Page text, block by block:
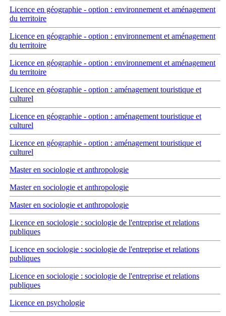
Licence en géographie - option : environnement et aménagement
du territoire
Licence en géographie - option : environnement et aménagement
du territoire
Licence en géographie - option : environnement et aménagement
du territoire
Licence en géographie - option : aménagement touristique et
culturel
Licence en géographie - option : aménagement touristique et
culturel
Licence en géographie - option : aménagement touristique et
culturel
Master en sociologie et anthropologie
Master en sociologie et anthropologie
Master en sociologie et anthropologie
Licence en sociologie : sociologie de l'entreprise et relations
publiques
Licence en sociologie : sociologie de l'entreprise et relations
publiques
Licence en sociologie : sociologie de l'entreprise et relations
publiques
Licence en psychologie